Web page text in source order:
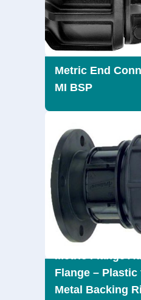
Metric End
MI BSP
Metric Flange
Flange – Plastic
Metal Backing